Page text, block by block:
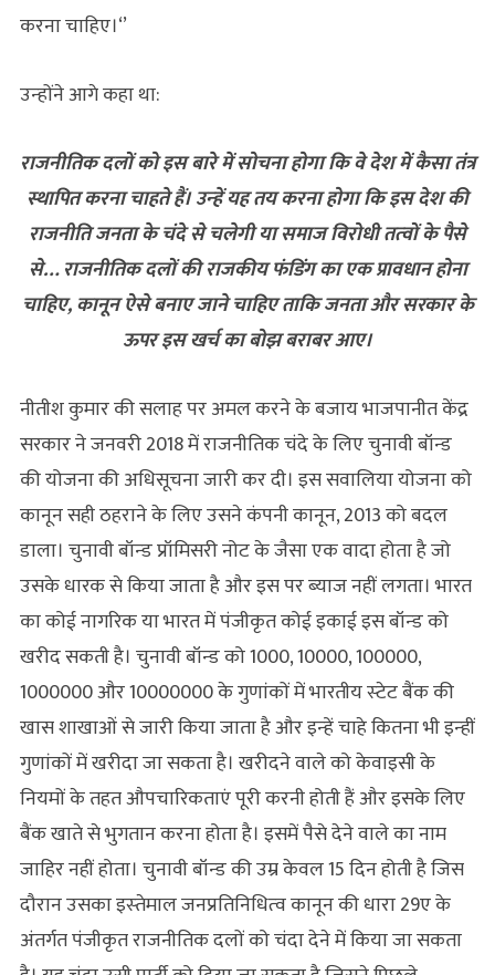
करना चाहिए।‘’
उन्‍होंने आगे कहा था:
राजनीतिक दलों को इस बारे में सोचना होगा कि वे देश में कैसा तंत्र
स्‍थापित करना चाहते हैं। उन्‍हें यह तय करना होगा कि इस देश की
राजनीति जनता के चंदे से चलेगी या समाज विरोधी तत्‍वों के पैसे
से… राजनीतिक दलों की राजकीय फंडिंग का एक प्रावधान होना
चाहिए, कानून ऐसे बनाए जाने चाहिए ताकि जनता और सरकार के
ऊपर इस खर्च का बोझ बराबर आए।
नीतीश कुमार की सलाह पर अमल करने के बजाय भाजपानीत केंद्र
सरकार ने जनवरी 2018 में राजनीतिक चंदे के लिए चुनावी बॉन्‍ड
की योजना की अधिसूचना जारी कर दी। इस सवालिया योजना को
कानून सही ठहराने के लिए उसने कंपनी कानून, 2013 को बदल
डाला। चुनावी बॉन्‍ड प्रॉमिसरी नोट के जैसा एक वादा होता है जो
उसके धारक से किया जाता है और इस पर ब्‍याज नहीं लगता। भारत
का कोई नागरिक या भारत में पंजीकृत कोई इकाई इस बॉन्‍ड को
खरीद सकती है। चुनावी बॉन्‍ड को 1000, 10000, 100000,
1000000 और 10000000 के गुणांकों में भारतीय स्‍टेट बैंक की
खास शाखाओं से जारी किया जाता है और इन्‍हें चाहे कितना भी इन्‍हीं
गुणांकों में खरीदा जा सकता है। खरीदने वाले को केवाइसी के
नियमों के तहत औपचारिकताएं पूरी करनी होती हैं और इसके लिए
बैंक खाते से भुगतान करना होता है। इसमें पैसे देने वाले का नाम
जाहिर नहीं होता। चुनावी बॉन्‍ड की उम्र केवल 15 दिन होती है जिस
दौरान उसका इस्‍तेमाल जनप्रतिनिधित्‍व कानून की धारा 29ए के
अंतर्गत पंजीकृत राजनीतिक दलों को चंदा देने में किया जा सकता